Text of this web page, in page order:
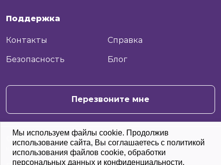
Поддержка
Контакты Справка
Безопасность Блог
+7
Перезвоните мне
© 2026 Moo.Team. С заботой о вашей
команде
Мы используем файлы cookie. Продолжив
использование сайта, Вы соглашаетесь с политикой
использования файлов cookie, обработки
персональных данных и конфиденциальности.